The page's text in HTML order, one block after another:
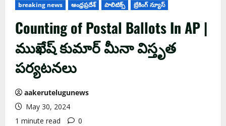
breaking news ఆంధ్ర‌ప్ర‌దేశ్ పాలిటిక్స్ బ్రేకింగ్ న్యూస్
Counting of Postal Ballots In AP |
ముఖేష్ కుమార్ మీనా విస్తృత
ప‌ర్య‌ట‌న‌లు
aakerutelugunews
May 30, 2024
1 minute read
0